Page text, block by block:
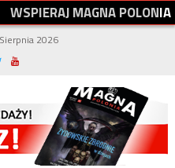
WSPIERAJMAGNAPOLONIA
2026